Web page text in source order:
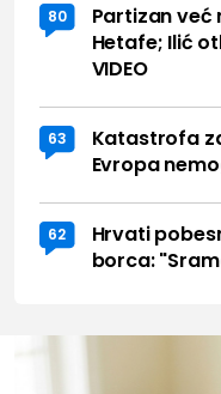
80
Partizan već
Hetafe; Ilić
VIDEO
63
Katastrofa
Evropa
62
Hrvati
borca: